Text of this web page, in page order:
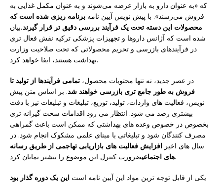
که «به عنوان دارو به بازار عرضه می‌شوند و به عنوان مکمل غذایی به
فروش می‌رسند». با پیش نویس آیین نامه برنامه ریزی شده است که
محصولات این دسته تحت یک فرآیند بررسی دقیق تر قرار گیرند.بیان
شده است که آژانس داروها و تجهیزات پزشکی ترکیه نقش فعال تری
در فرآیندهای بازرسی و تحریم محصولاتی که تحت صلاحیت وزارت
بهداشت هستند، ایفا خواهد کرد.
در عصر جدید، نه تنها محتویات محصول، تمامی فرآیندها از تولید تا
فروش به طور جامع تری بازرسی خواهند شد. بر اساس متن پیش
نویس، فعالیت های واردات، تولید، توزیع، تبلیغات و تبلیغات نیز با دقت
بیشتری رصد می شود. انتظار می رود اقدامات سخت گیرانه تری
بخصوص در خصوص وعده های بهداشتی که ممکن است باعث گمراهی
مصرف کنندگان شود و تبلیغاتی با مبنای علمی مشکوک انجام شود. در
سال های اخیر افزایش فعالیت های بازاریابی تهاجمی از طریق رسانه
های اجتماعیضرورت کنترل این موضوع را بیشتر نمایان کرد.
یکی از قابل توجه ترین مواد این آیین نامه است این یک دوره گذار بود